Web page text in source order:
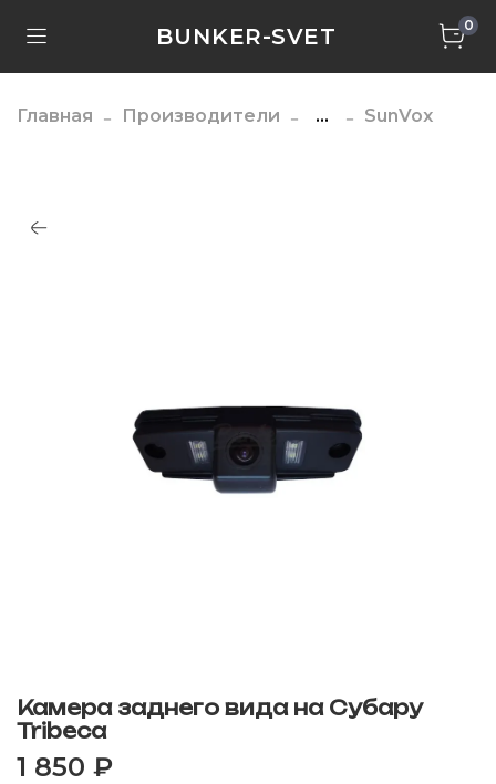
BUNKER-SVET 0
Главная Производители ... SunVox
Камера заднего вида на Субару
Tribeca
1 850 ₽